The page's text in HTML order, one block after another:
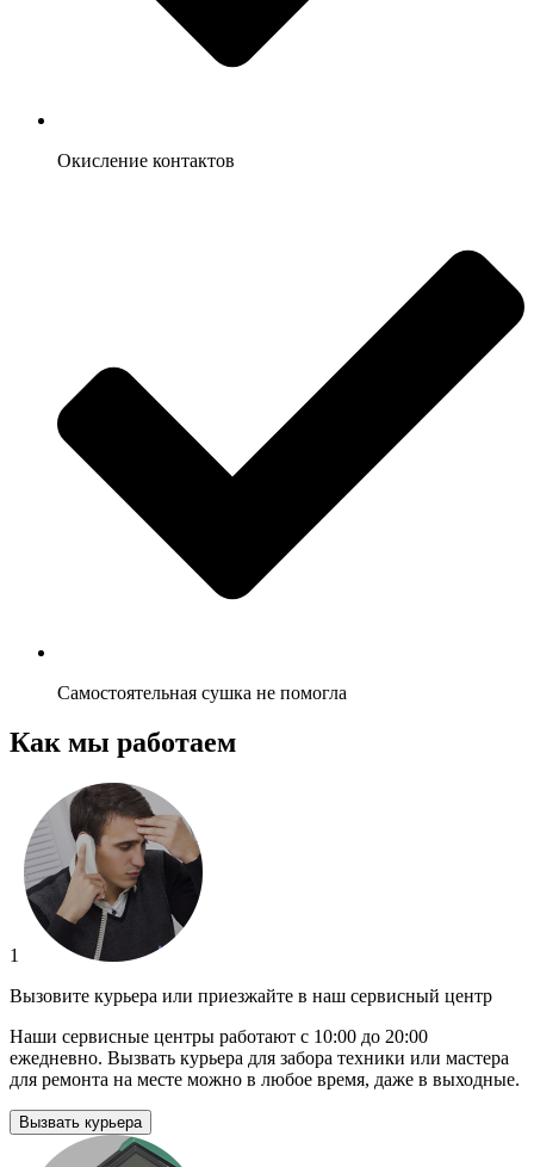
Окисление контактов
Самостоятельная сушка не помогла
Как мы работаем
1
Вызовите курьера или приезжайте в наш сервисный центр
Наши сервисные центры работают с 10:00 до 20:00
ежедневно. Вызвать курьера для забора техники или мастера
для ремонта на месте можно в любое время, даже в выходные.
Вызвать курьера